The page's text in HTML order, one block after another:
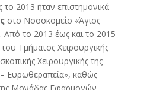
2013 ήταν επιστημονικά
στο Νοσοκομείο «Άγιος
Από το 2013 έως και το 2015
Τμήματος Χειρουργικής
Χειρουργικής της
Ευρωθεραπεία», καθώς